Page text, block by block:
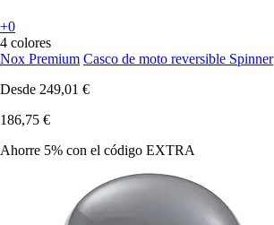
+0
4 colores
Nox Premium Casco de moto reversible Spinner
Desde 249,01 €
186,75 €
Ahorre 5% con el código EXTRA